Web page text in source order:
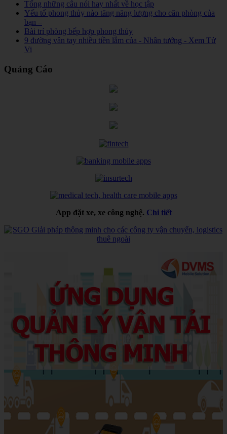
Tổng những câu nói hay nhất về học tập
Yếu tố phong thủy nào tăng năng lượng cho căn phòng của
bạn –
Bài trí phòng bếp hợp phong thủy
9 đường vân tay nhiều tiền lắm của - Nhân tướng - Xem Tử
Vi
Quảng Cáo
App đặt xe, xe công nghệ. Chi tiết